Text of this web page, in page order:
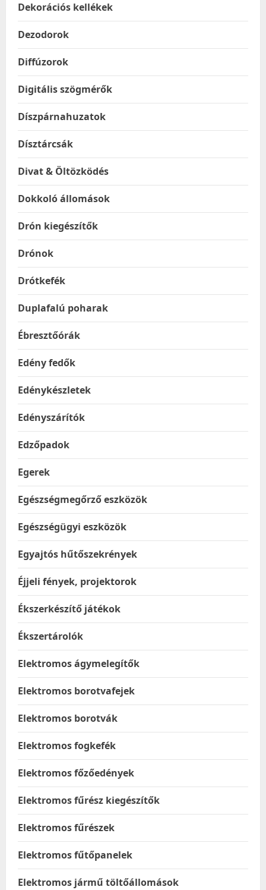
Dekorációs kellékek
Dezodorok
Diffúzorok
Digitális szögmérők
Díszpárnahuzatok
Dísztárcsák
Divat & Öltözködés
Dokkoló állomások
Drón kiegészítők
Drónok
Drótkefék
Duplafalú poharak
Ébresztőórák
Edény fedők
Edénykészletek
Edényszárítók
Edzőpadok
Egerek
Egészségmegőrző eszközök
Egészségügyi eszközök
Egyajtós hűtőszekrények
Éjjeli fények, projektorok
Ékszerkészítő játékok
Ékszertárolók
Elektromos ágymelegítők
Elektromos borotvafejek
Elektromos borotvák
Elektromos fogkefék
Elektromos főzőedények
Elektromos fűrész kiegészítők
Elektromos fűrészek
Elektromos fűtőpanelek
Elektromos jármű töltőállomások